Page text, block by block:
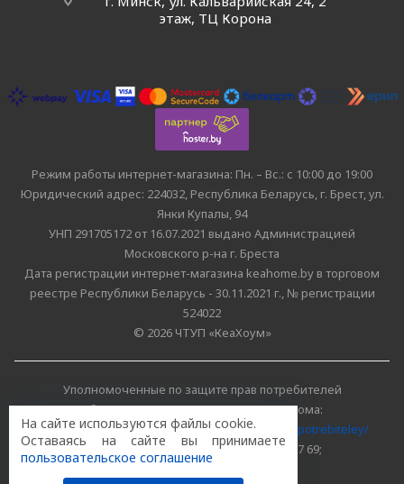
этаж, ТЦ Корона
Режим работы интернет-магазина: Пн. – Вс.: с 10:00 до 19:00
Юридический адрес: 224032, Республика Беларусь, г. Брест, ул.
Янки Купалы, 94
УНП 291705172 от 16.07.2021 выдано Администрацией
Московского р-на г. Бреста
Дата регистрации интернет-магазина keahome.by в торговом
реестре Республики Беларусь - 30.11.2021 г., № регистрации
524022
© 2026 ЧТУП «КеаХоум»
Уполномоченные по защите прав потребителей
облисполкомов, Минского горисполкома:
https://www.mart.gov.by/activity/zashchita-prav-potrebiteley/
БРЕСТСКАЯ ОБЛАСТЬ тел. (80162) 26 97 69;
На сайте используются файлы cookie.
Оставаясь на сайте вы принимаете
пользовательское соглашение